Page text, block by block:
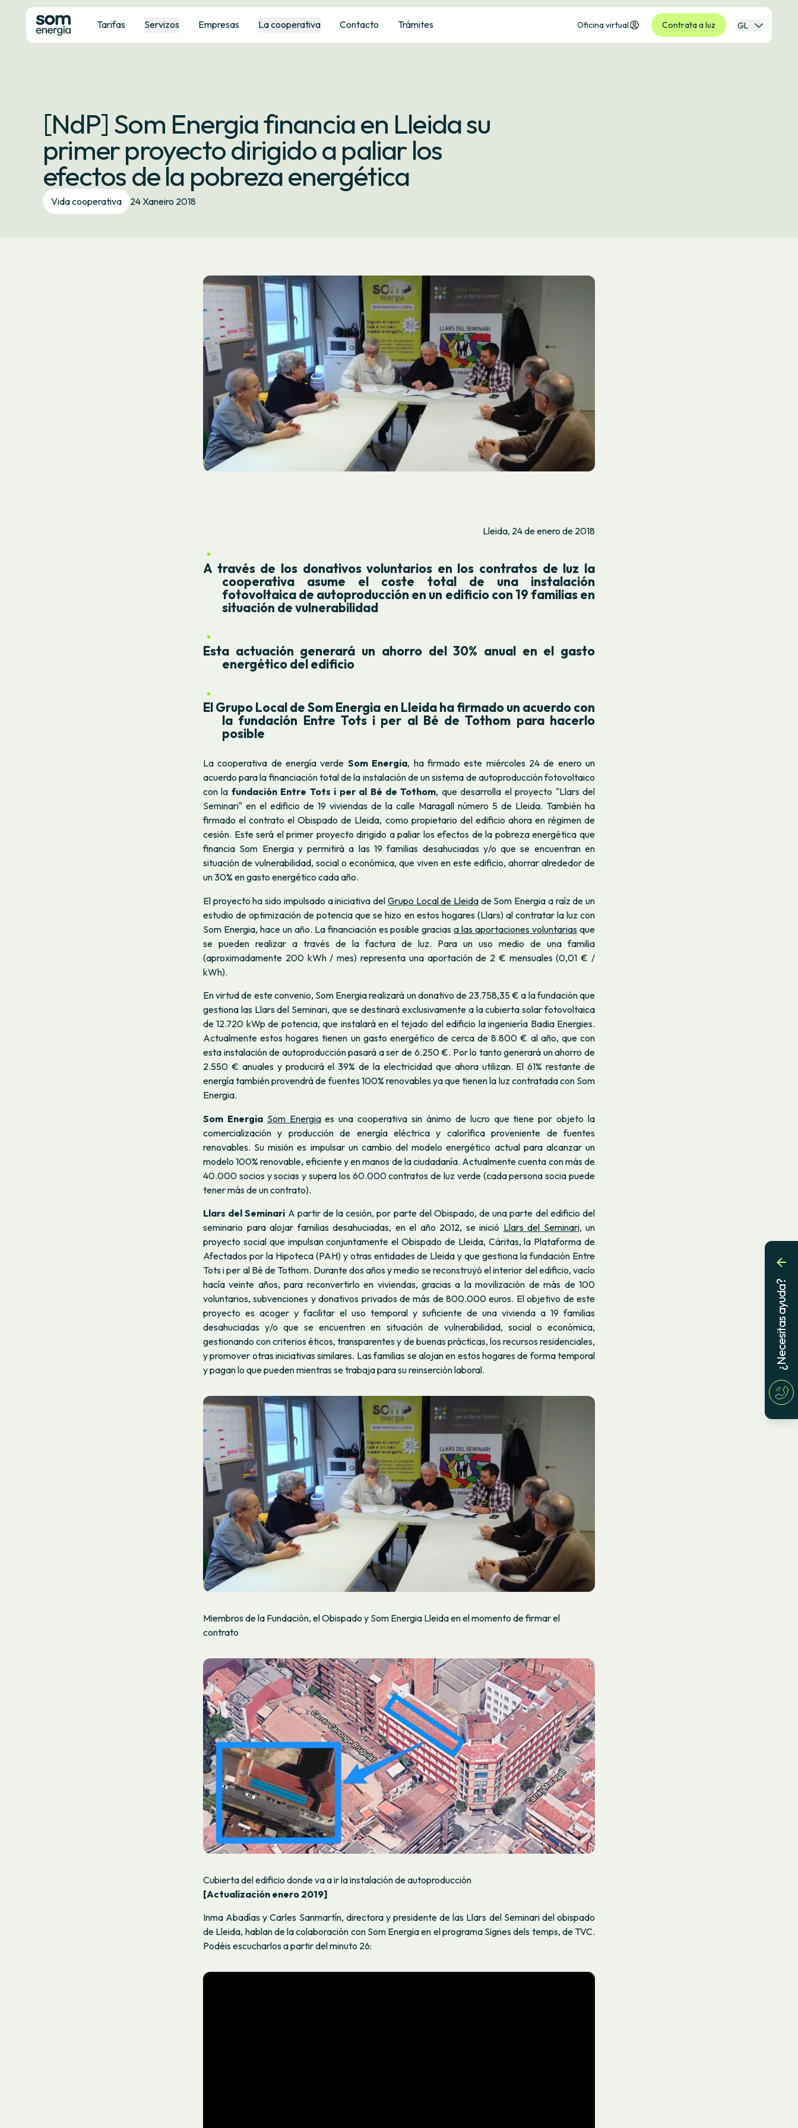
Tarifas Servizos Empresas La cooperativa Contacto Trámites Oficina virtual Contrata a luz GL
[NdP] Som Energia financia en Lleida su
primer proyecto dirigido a paliar los
efectos de la pobreza energética
Vida cooperativa 24 Xaneiro 2018
Lleida, 24 de enero de 2018
A través de los donativos voluntarios en los contratos de luz la
cooperativa asume el coste total de una instalación
fotovoltaica de autoproducción en un edificio con 19 familias en
situación de vulnerabilidad
Esta actuación generará un ahorro del 30% anual en el gasto
energético del edificio
El Grupo Local de Som Energia en Lleida ha firmado un acuerdo con
la fundación Entre Tots i per al Bé de Tothom para hacerlo
posible
La cooperativa de energía verde Som Energia, ha firmado este miércoles 24 de enero un
acuerdo para la financiación total de la instalación de un sistema de autoproducción fotovoltaico
con la fundación Entre Tots i per al Bé de Tothom, que desarrolla el proyecto "Llars del
Seminari" en el edificio de 19 viviendas de la calle Maragall número 5 de Lleida. También ha
firmado el contrato el Obispado de Lleida, como propietario del edificio ahora en régimen de
cesión. Este será el primer proyecto dirigido a paliar los efectos de la pobreza energética que
financia Som Energia y permitirá a las 19 familias desahuciadas y/o que se encuentran en
situación de vulnerabilidad, social o económica, que viven en este edificio, ahorrar alrededor de
un 30% en gasto energético cada año.
El proyecto ha sido impulsado a iniciativa del Grupo Local de Lleidade Som Energia a raíz de un
estudio de optimización de potencia que se hizo en estos hogares (Llars) al contratar la luz con
Som Energia, hace un año. La financiación es posible graciasa las aportaciones voluntarias que
se pueden realizar a través de la factura de luz. Para un uso medio de una familia
(aproximadamente 200 kWh / mes) representa una aportación de 2 € mensuales (0,01 € /
kWh).
En virtud de este convenio, Som Energia realizará un donativo de 23.758,35 € a la fundación que
gestiona las Llars del Seminari, que se destinará exclusivamente a la cubierta solar fotovoltaica
de 12.720 kWp de potencia, que instalará en el tejado del edificio la ingeniería Badia Energies.
Actualmente estos hogares tienen un gasto energético de cerca de 8.800 € al año, que con
esta instalación de autoproducción pasará a ser de 6.250 €. Por lo tanto generará un ahorro de
2.550 € anuales y producirá el 39% de la electricidad que ahora utilizan. El 61% restante de
energía también provendrá de fuentes 100% renovables ya que tienen la luz contratada con Som
Energia.
Som Energia Som Energiaes una cooperativa sin ánimo de lucro que tiene por objeto la
comercialización y producción de energía eléctrica y calorífica proveniente de fuentes
renovables. Su misión es impulsar un cambio del modelo energético actual para alcanzar un
modelo 100% renovable, eficiente y en manos de la ciudadanía. Actualmente cuenta con más de
40.000 socios y socias y supera los 60.000 contratos de luz verde (cada persona socia puede
tener más de un contrato).
Llars del Seminari A partir de la cesión, por parte del Obispado, de una parte del edificio del
seminario para alojar familias desahuciadas, en el año 2012, se inició Llars del Seminari, un
proyecto social que impulsan conjuntamente el Obispado de Lleida, Cáritas, la Plataforma de
Afectados por la Hipoteca (PAH) y otras entidades de Lleida y que gestiona la fundación Entre
Tots i per al Bé de Tothom. Durante dos años y medio se reconstruyó el interior del edificio, vacío
hacía veinte años, para reconvertirlo en viviendas, gracias a la movilización de más de 100
voluntarios, subvenciones y donativos privados de más de 800.000 euros. El objetivo de este
proyecto es acoger y facilitar el uso temporal y suficiente de una vivienda a 19 familias
desahuciadas y/o que se encuentren en situación de vulnerabilidad, social o económica,
gestionando con criterios éticos, transparentes y de buenas prácticas, los recursos residenciales,
y promover otras iniciativas similares. Las familias se alojan en estos hogares de forma temporal
y pagan lo que pueden mientras se trabaja para su reinserción laboral.
Miembros de la Fundación, el Obispado y Som Energia Lleida en el momento de firmar el
contrato
Cubierta del edificio donde va a ir la instalación de autoproducción
[Actualización enero 2019]
Inma Abadías y Carles Sanmartín, directora y presidente de las Llars del Seminari del obispado
de Lleida, hablan de la colaboración con Som Energia en el programaSignes dels temps, de TVC.
Podéis escucharlos a partir del minuto 26:
¿Necesitas ayuda?